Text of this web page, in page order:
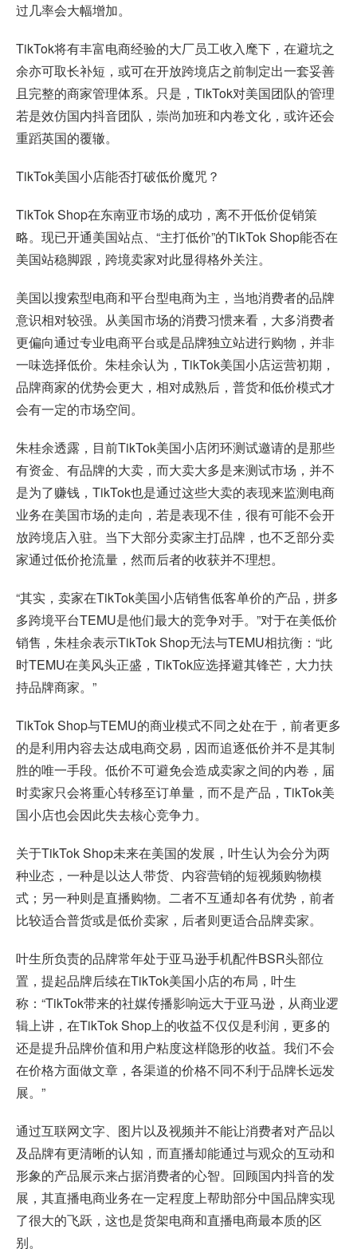
过几率会大幅增加。
TikTok将有丰富电商经验的大厂员工收入麾下，在避坑之
余亦可取长补短，或可在开放跨境店之前制定出一套妥善
且完整的商家管理体系。只是，TikTok对美国团队的管理
若是效仿国内抖音团队，崇尚加班和内卷文化，或许还会
重蹈英国的覆辙。
TikTok美国小店能否打破低价魔咒？
TikTok Shop在东南亚市场的成功，离不开低价促销策
略。现已开通美国站点、“主打低价”的TikTok Shop能否在
美国站稳脚跟，跨境卖家对此显得格外关注。
美国以搜索型电商和平台型电商为主，当地消费者的品牌
意识相对较强。从美国市场的消费习惯来看，大多消费者
更偏向通过专业电商平台或是品牌独立站进行购物，并非
一味选择低价。朱桂余认为，TikTok美国小店运营初期，
品牌商家的优势会更大，相对成熟后，普货和低价模式才
会有一定的市场空间。
朱桂余透露，目前TikTok美国小店闭环测试邀请的是那些
有资金、有品牌的大卖，而大卖大多是来测试市场，并不
是为了赚钱，TikTok也是通过这些大卖的表现来监测电商
业务在美国市场的走向，若是表现不佳，很有可能不会开
放跨境店入驻。当下大部分卖家主打品牌，也不乏部分卖
家通过低价抢流量，然而后者的收获并不理想。
“其实，卖家在TikTok美国小店销售低客单价的产品，拼多
多跨境平台TEMU是他们最大的竞争对手。”对于在美低价
销售，朱桂余表示TikTok Shop无法与TEMU相抗衡：“此
时TEMU在美风头正盛，TikTok应选择避其锋芒，大力扶
持品牌商家。”
TikTok Shop与TEMU的商业模式不同之处在于，前者更多
的是利用内容去达成电商交易，因而追逐低价并不是其制
胜的唯一手段。低价不可避免会造成卖家之间的内卷，届
时卖家只会将重心转移至订单量，而不是产品，TikTok美
国小店也会因此失去核心竞争力。
关于TikTok Shop未来在美国的发展，叶生认为会分为两
种业态，一种是以达人带货、内容营销的短视频购物模
式；另一种则是直播购物。二者不互通却各有优势，前者
比较适合普货或是低价卖家，后者则更适合品牌卖家。
叶生所负责的品牌常年处于亚马逊手机配件BSR头部位
置，提起品牌后续在TikTok美国小店的布局，叶生
称：“TikTok带来的社媒传播影响远大于亚马逊，从商业逻
辑上讲，在TikTok Shop上的收益不仅仅是利润，更多的
还是提升品牌价值和用户粘度这样隐形的收益。我们不会
在价格方面做文章，各渠道的价格不同不利于品牌长远发
展。”
通过互联网文字、图片以及视频并不能让消费者对产品以
及品牌有更清晰的认知，而直播却能通过与观众的互动和
形象的产品展示来占据消费者的心智。回顾国内抖音的发
展，其直播电商业务在一定程度上帮助部分中国品牌实现
了很大的飞跃，这也是货架电商和直播电商最本质的区
别。